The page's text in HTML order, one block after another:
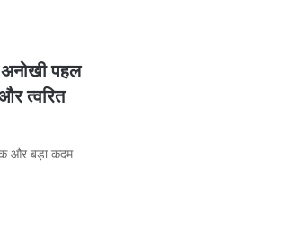
पहल
त्वरित
और बड़ा कदम